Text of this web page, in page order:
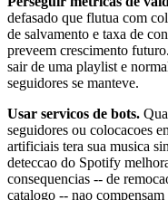
defasado que flutua com
de salvamento e taxa de
preveem crescimento
sair de uma playlist e
seguidores se manteve.
Usar servicos de bots.
seguidores ou colocacoes
artificiais tera sua musica
deteccao do Spotify
consequencias -- de
catalogo -- nao